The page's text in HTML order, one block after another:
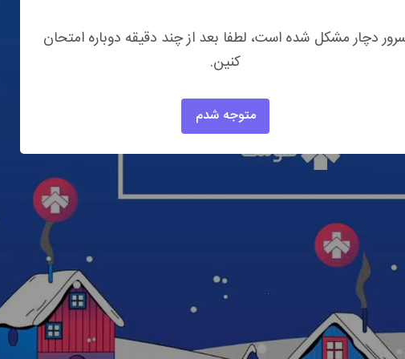
دچار مشکل شده است، لطفا بعد از چند دقیقه دوباره امتحان
کنین.
متوجه شدم